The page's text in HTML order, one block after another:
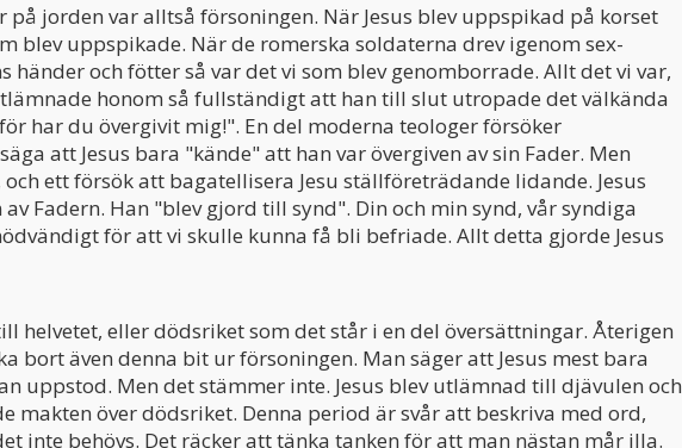
på jorden var alltså försoningen. När Jesus blev uppspikad på korset
blev uppspikade. När de romerska soldaterna drev igenom sex-
händer och fötter så var det vi som blev genomborrade. Allt det vi var,
honom så fullständigt att han till slut utropade det välkända
har du övergivit mig!". En del moderna teologer försöker
att Jesus bara "kände" att han var övergiven av sin Fader. Men
ett försök att bagatellisera Jesu ställföreträdande lidande. Jesus
Fadern. Han "blev gjord till synd". Din och min synd, vår syndiga
för att vi skulle kunna få bli befriade. Allt detta gjorde Jesus
helvetet, eller dödsriket som det står i en del översättningar. Återigen
bort även denna bit ur försoningen. Man säger att Jesus mest bara
uppstod. Men det stämmer inte. Jesus blev utlämnad till djävulen och
makten över dödsriket. Denna period är svår att beskriva med ord,
inte behövs. Det räcker att tänka tanken för att man nästan mår illa.